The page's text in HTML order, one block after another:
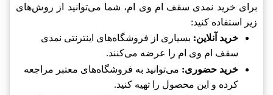
برای خرید نمدی سقف ام وی ام، شما می‌توانید از روش‌های
زیر استفاده کنید:
خرید آنلاین: بسیاری از فروشگاه‌های اینترنتی نمدی
سقف ام وی ام را عرضه می‌کنند.
خرید حضوری: می‌توانید به فروشگاه‌های معتبر مراجعه
کرده و این محصول را تهیه کنید.